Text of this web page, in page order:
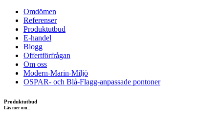
Omdömen
Referenser
Produktutbud
E-handel
Blogg
Offertförfrågan
Om oss
Modern-Marin-Miljö
OSPAR- och Blå-Flagg-anpassade pontoner
Produktutbud
Läs mer om...